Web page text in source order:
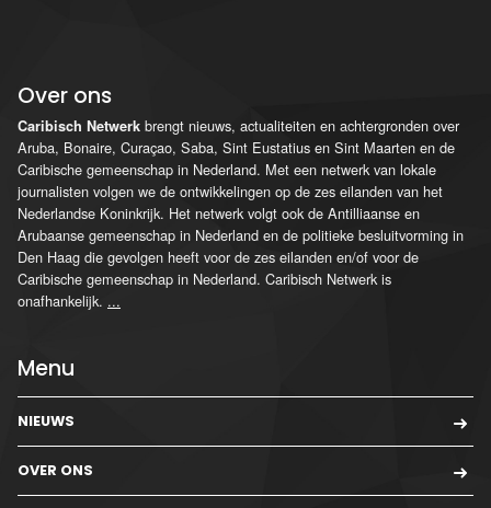
Over ons
Caribisch Netwerk brengt nieuws, actualiteiten en achtergronden over
Aruba, Bonaire, Curaçao, Saba, Sint Eustatius en Sint Maarten en de
Caribische gemeenschap in Nederland. Met een netwerk van lokale
journalisten volgen we de ontwikkelingen op de zes eilanden van het
Nederlandse Koninkrijk. Het netwerk volgt ook de Antilliaanse en
Arubaanse gemeenschap in Nederland en de politieke besluitvorming in
Den Haag die gevolgen heeft voor de zes eilanden en/of voor de
Caribische gemeenschap in Nederland. Caribisch Netwerk is
onafhankelijk. ...
Menu
NIEUWS
OVER ONS